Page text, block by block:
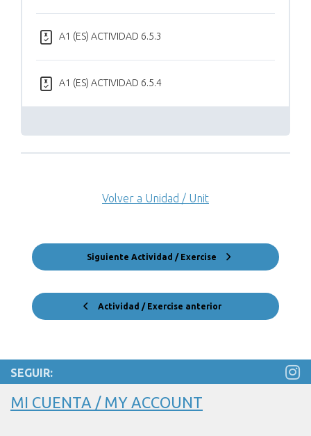
A1 (ES) ACTIVIDAD 6.5.3
A1 (ES) ACTIVIDAD 6.5.4
Actividad / Exercise anterior
Volver a Unidad / Unit
Siguiente Actividad / Exercise
SEGUIR:
MI CUENTA / MY ACCOUNT